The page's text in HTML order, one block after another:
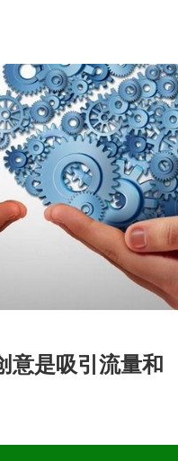
意是吸引流量和